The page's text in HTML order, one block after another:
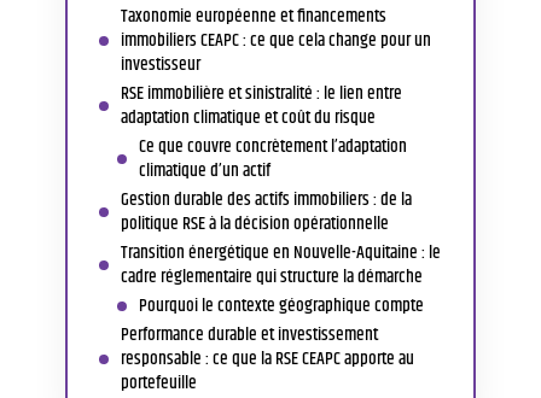
Taxonomie européenne et financements
immobiliers CEAPC : ce que cela change pour un
investisseur
RSE immobilière et sinistralité : le lien entre
adaptation climatique et coût du risque
Ce que couvre concrètement l’adaptation
climatique d’un actif
Gestion durable des actifs immobiliers : de la
politique RSE à la décision opérationnelle
Transition énergétique en Nouvelle-Aquitaine : le
cadre réglementaire qui structure la démarche
Pourquoi le contexte géographique compte
Performance durable et investissement
responsable : ce que la RSE CEAPC apporte au
portefeuille